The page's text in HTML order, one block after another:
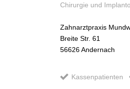
Chirurgie und
Zahnarztpraxis
Breite Str. 61
56626Andernach
Kassenpatienten